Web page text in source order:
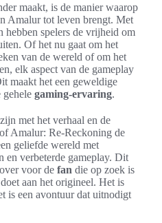
maakt, is de manier waarop
Amalur tot leven brengt. Met
hebben spelers de vrijheid om
Of het nu gaat om het
van de wereld of om het
elk aspect van de gameplay
maakt het een geweldige
gaming-ervaring.
met het verhaal en de
Amalur: Re-Reckoning de
geliefde wereld met
en verbeterde gameplay. Dit
voor de fan die op zoek is
aan het origineel. Het is
is een avontuur dat uitnodigt